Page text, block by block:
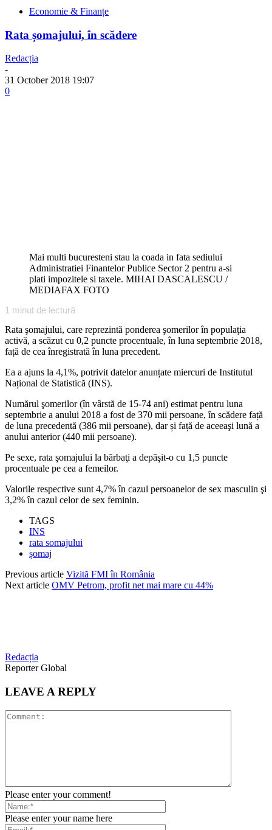
Economie & Finanțe
Rata șomajului, în scădere
Redacția
-
31 October 2018 19:07
0
Mai multi bucuresteni stau la coada in fata sediului
Administratiei Finantelor Publice Sector 2 pentru a-si
plati impozitele si taxele. MIHAI DASCALESCU /
MEDIAFAX FOTO
1 minut de lectură
Rata şomajului, care reprezintă ponderea şomerilor în populaţia
activă, a scăzut cu 0,2 puncte procentuale, în luna septembrie 2018,
față de cea înregistrată în luna precedent.
Ea a ajuns la 4,1%, potrivit datelor anunțate miercuri de Institutul
Național de Statistică (INS).
Numărul şomerilor (în vârstă de 15-74 ani) estimat pentru luna
septembrie a anului 2018 a fost de 370 mii persoane, în scădere față
de luna precedentă (386 mii persoane), dar și față de aceeaşi lună a
anului anterior (440 mii persoane).
Pe sexe, rata şomajului la bărbaţi a depăşit-o cu 1,5 puncte
procentuale pe cea a femeilor.
Valorile respective sunt 4,7% în cazul persoanelor de sex masculin şi
3,2% în cazul celor de sex feminin.
TAGS
INS
rata somajului
șomaj
Previous article Vizită FMI în România
Next article OMV Petrom, profit net mai mare cu 44%
Redacția
Reporter Global
LEAVE A REPLY
Please enter your comment!
Please enter your name here